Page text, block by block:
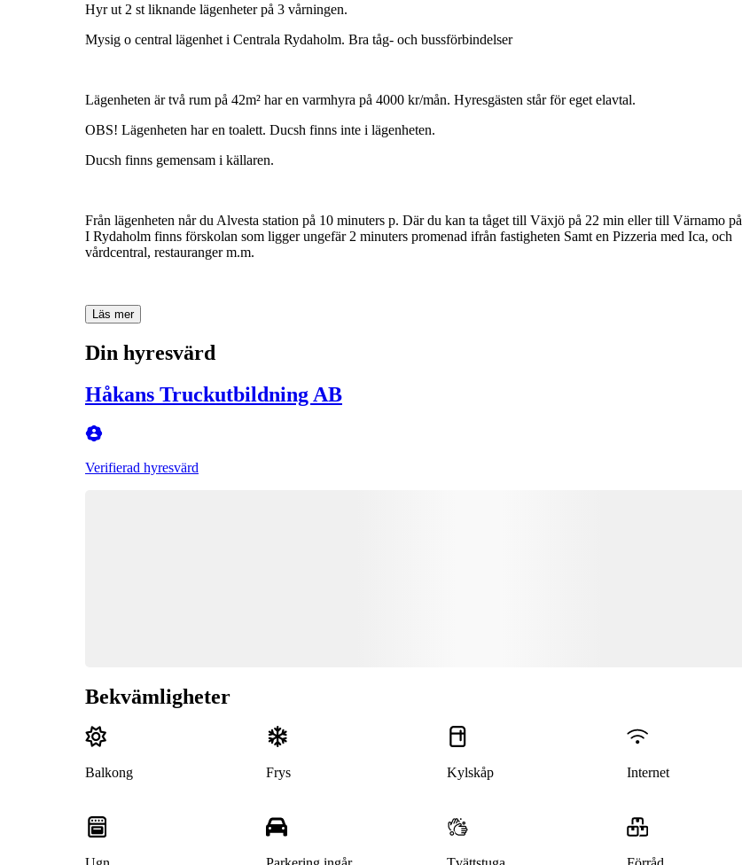
Hyrut 2 st liknande lägenheterpå 3 vårningen.
Mysig o central lägenhet i Centrala Rydaholm. Bra tåg- och bussförbindelser
Lägenheten ärtvå rum på 42m² haren varmhyra på 4000 kr/mån. Hyresgästen stårföreget elavtal.
OBS! Lägenheten haren toalett. Ducsh finns inte i lägenheten.
Ducsh finns gemensam i källaren.
Från lägenheten nårdu Alvesta station på 10 minuters p. Därdu kan ta tåget till Växjö på 22 min ellertill Värnamo på
I Rydaholm finns förskolan som liggerungefär2 minuters promenad ifrån fastigheten Samt en Pizzeria med Ica, och
vårdcentral, restaurangerm.m.
Läs mer
Din hyresvärd
Håkans Truckutbildning AB
Verifierad hyresvärd
Bekvämligheter
Balkong Frys Kylskåp Internet